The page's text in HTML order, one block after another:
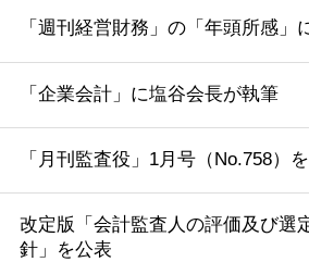
「週刊経営財務」の「年頭所感」
「企業会計」に塩谷会長が執筆
「月刊監査役」1月号（No.758）
改定版「会計監査人の評価及び選
針」を公表